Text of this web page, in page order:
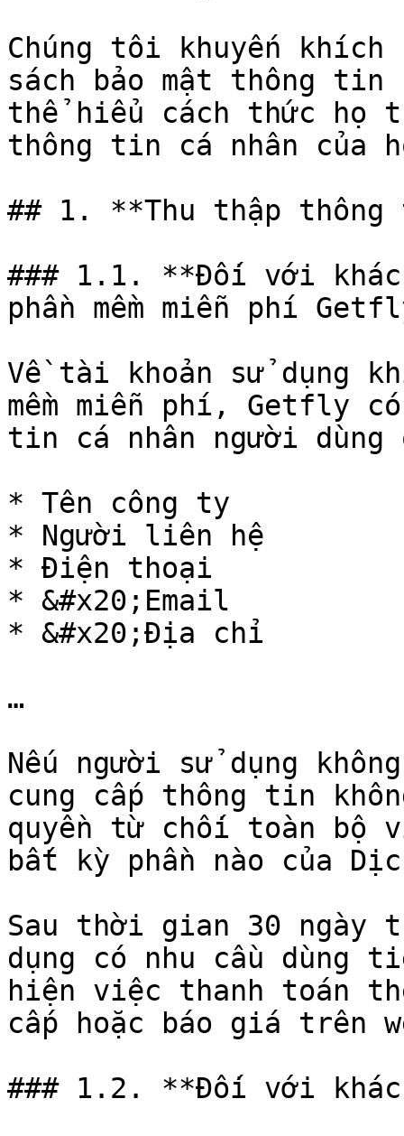
Chúng tôi khuyến khích
sách bảo mật thông tin
thể hiểu cách thức họ
thông tin cá nhân của
## 1. **Thu thập
### 1.1. **Đối với
phần mềm miễn phí
Về tài khoản sử dụng
mềm miễn phí, Getfly
tin cá nhân người dùng
* Tên công ty
* Người liên hệ
* Điện thoại
* &#x20;Email
* &#x20;Địa chỉ
…
Nếu người sử dụng
cung cấp thông tin
quyền từ chối toàn bộ
bất kỳ phần nào của
Sau thời gian 30 ngày
dụng có nhu cầu dùng
hiện việc thanh toán
cấp hoặc báo giá trên
### 1.2. **Đối với